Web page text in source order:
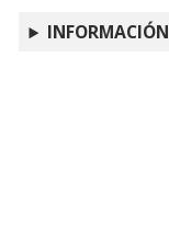
INFORMACIÓN